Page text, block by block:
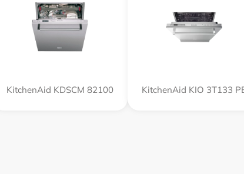
KitchenAid KDSCM 82100 KitchenAid KIO 3T133